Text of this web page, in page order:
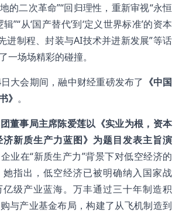
的二次革命”“回归理性，重新审视“永恒
”“从‘国产替代’到‘定义世界标准’的资本
进制程、封装与AI技术并进新发展”等话
一场场精彩的碰撞。
大会期间，融中财经重磅发布了 《中国
》 。
董事局主席陈爱莲以《实业为根，资本
新质生产力蓝图》为题目发表主旨演
业在“新质生产力”背景下对低空经济的
指出，低空经济已被明确纳入国家战
级产业蓝海。万丰通过三十年制造积
与产业基金布局，构建了从飞机制造到